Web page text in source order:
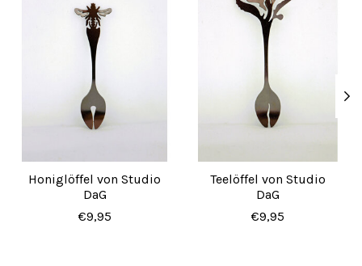
Honiglöffel von Studio
DaG
€9,95
Teelöffel von Studio
DaG
€9,95